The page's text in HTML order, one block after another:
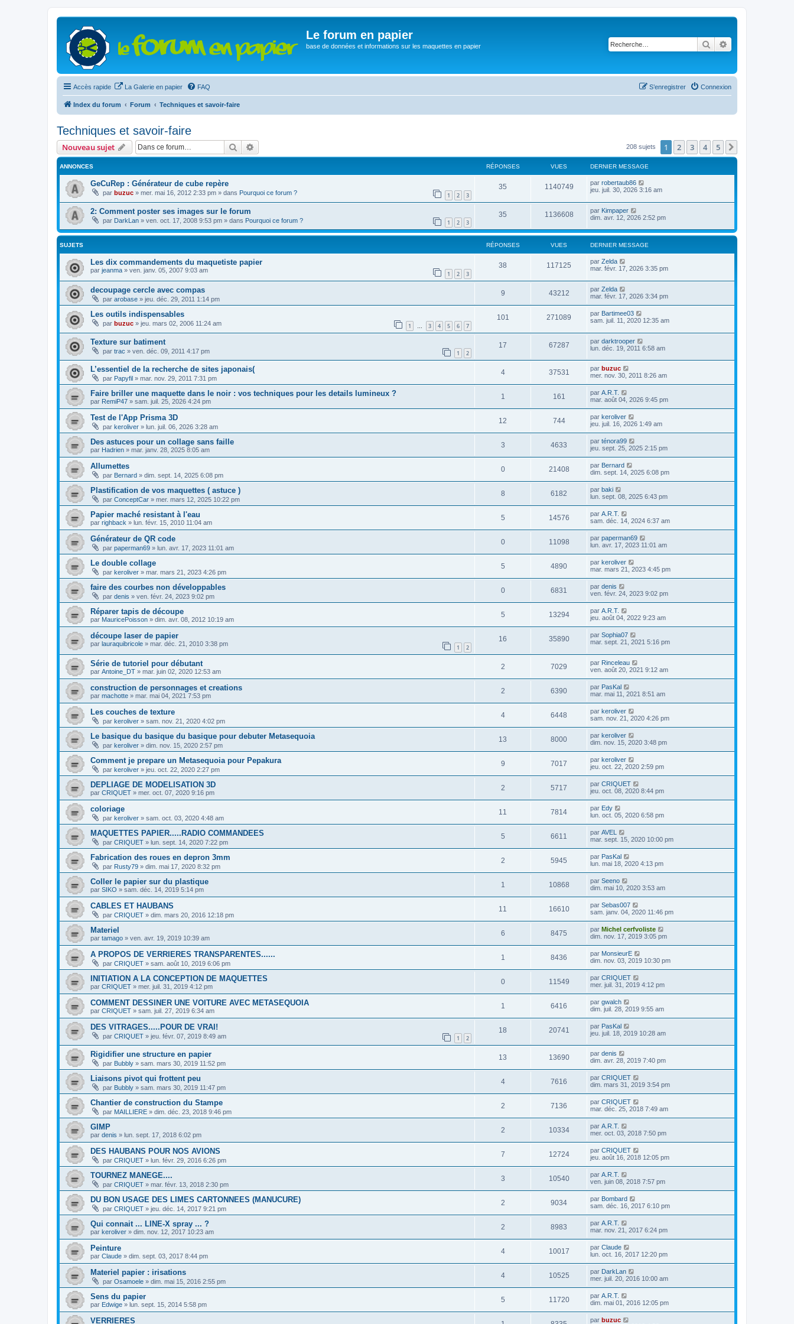
Le forum en papier
base de données et informations sur les maquettes en papier Rechercher
Accès rapide La Galerie en papier FAQ Connexion
S’enregistrer
Index du forum Forum Techniques et savoir-faire
Techniques et savoir-faire
Nouveau sujet Rechercher 208 sujets 1 2 3 4 5
ANNONCES RÉPONSES VUES DERNIER MESSAGE
GeCuRep : Générateur de cube repère
par buzuc » mer. mai 16, 2012 2:33 pm » dans Pourquoi ce forum ? 1 2 3
35 1140749 par robertaub86
jeu. juil. 30, 2026 3:16 am
2: Comment poster ses images sur le forum
par DarkLan » ven. oct. 17, 2008 9:53 pm » dans Pourquoi ce forum ? 1 2 3
35 1136608 par Kimpaper
dim. avr. 12, 2026 2:52 pm
SUJETS RÉPONSES VUES DERNIER MESSAGE
Les dix commandements du maquetiste papier
par jeanma » ven. janv. 05, 2007 9:03 am 1 2 3
38 117125 par Zelda
mar. févr. 17, 2026 3:35 pm
decoupage cercle avec compas
par arobase » jeu. déc. 29, 2011 1:14 pm
9 43212 par Zelda
mar. févr. 17, 2026 3:34 pm
Les outils indispensables
par buzuc » jeu. mars 02, 2006 11:24 am 1 … 3 4 5 6 7
101 271089 par Bartimee03
sam. juil. 11, 2020 12:35 am
Texture sur batiment
par trac » ven. déc. 09, 2011 4:17 pm 1 2
17 67287 par darktrooper
lun. déc. 19, 2011 6:58 am
L’essentiel de la recherche de sites japonais(
par Papyfil » mar. nov. 29, 2011 7:31 pm
4 37531 par buzuc
mer. nov. 30, 2011 8:26 am
Faire briller une maquette dans le noir : vos techniques pour les details lumineux ?
par RemiP47 » sam. juil. 25, 2026 4:24 pm
1 161 par A.R.T.
mar. août 04, 2026 9:45 pm
Test de l'App Prisma 3D
par keroliver » lun. juil. 06, 2026 3:28 am
12 744 par keroliver
jeu. juil. 16, 2026 1:49 am
Des astuces pour un collage sans faille
par Hadrien » mar. janv. 28, 2025 8:05 am
3 4633 par ténora99
jeu. sept. 25, 2025 2:15 pm
Allumettes
par Bernard » dim. sept. 14, 2025 6:08 pm
0 21408 par Bernard
dim. sept. 14, 2025 6:08 pm
Plastification de vos maquettes ( astuce )
par ConceptCar » mer. mars 12, 2025 10:22 pm
8 6182 par baki
lun. sept. 08, 2025 6:43 pm
Papier maché resistant à l'eau
par righback » lun. févr. 15, 2010 11:04 am
5 14576 par A.R.T.
sam. déc. 14, 2024 6:37 am
Générateur de QR code
par paperman69 » lun. avr. 17, 2023 11:01 am
0 11098 par paperman69
lun. avr. 17, 2023 11:01 am
Le double collage
par keroliver » mar. mars 21, 2023 4:26 pm
5 4890 par keroliver
mar. mars 21, 2023 4:45 pm
faire des courbes non développables
par denis » ven. févr. 24, 2023 9:02 pm
0 6831 par denis
ven. févr. 24, 2023 9:02 pm
Réparer tapis de découpe
par MauricePoisson » dim. avr. 08, 2012 10:19 am
5 13294 par A.R.T.
jeu. août 04, 2022 9:23 am
découpe laser de papier
par lauraquibricole » mar. déc. 21, 2010 3:38 pm 1 2
16 35890 par Sophia07
mar. sept. 21, 2021 5:16 pm
Série de tutoriel pour débutant
par Antoine_DT » mar. juin 02, 2020 12:53 am
2 7029 par Rinceleau
ven. août 20, 2021 9:12 am
construction de personnages et creations
par machotte » mar. mai 04, 2021 7:53 pm
2 6390 par PasKal
mar. mai 11, 2021 8:51 am
Les couches de texture
par keroliver » sam. nov. 21, 2020 4:02 pm
4 6448 par keroliver
sam. nov. 21, 2020 4:26 pm
Le basique du basique du basique pour debuter Metasequoia
par keroliver » dim. nov. 15, 2020 2:57 pm
13 8000 par keroliver
dim. nov. 15, 2020 3:48 pm
Comment je prepare un Metasequoia pour Pepakura
par keroliver » jeu. oct. 22, 2020 2:27 pm
9 7017 par keroliver
jeu. oct. 22, 2020 2:59 pm
DEPLIAGE DE MODELISATION 3D
par CRIQUET » mer. oct. 07, 2020 9:16 pm
2 5717 par CRIQUET
jeu. oct. 08, 2020 8:44 pm
coloriage
par keroliver » sam. oct. 03, 2020 4:48 am
11 7814 par Edy
lun. oct. 05, 2020 6:58 pm
MAQUETTES PAPIER.....RADIO COMMANDEES
par CRIQUET » lun. sept. 14, 2020 7:22 pm
5 6611 par AVEL
mar. sept. 15, 2020 10:00 pm
Fabrication des roues en depron 3mm
par Rusty79 » dim. mai 17, 2020 8:32 pm
2 5945 par PasKal
lun. mai 18, 2020 4:13 pm
Coller le papier sur du plastique
par SIKO » sam. déc. 14, 2019 5:14 pm
1 10868 par Seeno
dim. mai 10, 2020 3:53 am
CABLES ET HAUBANS
par CRIQUET » dim. mars 20, 2016 12:18 pm
11 16610 par Sebas007
sam. janv. 04, 2020 11:46 pm
Materiel
par tamago » ven. avr. 19, 2019 10:39 am
6 8475 par Michel cerfvoliste
dim. nov. 17, 2019 3:05 pm
A PROPOS DE VERRIERES TRANSPARENTES......
par CRIQUET » sam. août 10, 2019 6:06 pm
1 8436 par MonsieurE
dim. nov. 03, 2019 10:30 pm
INITIATION A LA CONCEPTION DE MAQUETTES
par CRIQUET » mer. juil. 31, 2019 4:12 pm
0 11549 par CRIQUET
mer. juil. 31, 2019 4:12 pm
COMMENT DESSINER UNE VOITURE AVEC METASEQUOIA
par CRIQUET » sam. juil. 27, 2019 6:34 am
1 6416 par gwalch
dim. juil. 28, 2019 9:55 am
DES VITRAGES.....POUR DE VRAI!
par CRIQUET » jeu. févr. 07, 2019 8:49 am 1 2
18 20741 par PasKal
jeu. juil. 18, 2019 10:28 am
Rigidifier une structure en papier
par Bubbly » sam. mars 30, 2019 11:52 pm
13 13690 par denis
dim. avr. 28, 2019 7:40 pm
Liaisons pivot qui frottent peu
par Bubbly » sam. mars 30, 2019 11:47 pm
4 7616 par CRIQUET
dim. mars 31, 2019 3:54 pm
Chantier de construction du Stampe
par MAILLIERE » dim. déc. 23, 2018 9:46 pm
2 7136 par CRIQUET
mar. déc. 25, 2018 7:49 am
GIMP
par denis » lun. sept. 17, 2018 6:02 pm
2 10334 par A.R.T.
mer. oct. 03, 2018 7:50 pm
DES HAUBANS POUR NOS AVIONS
par CRIQUET » lun. févr. 29, 2016 6:26 pm
7 12724 par CRIQUET
jeu. août 16, 2018 12:05 pm
TOURNEZ MANEGE....
par CRIQUET » mar. févr. 13, 2018 2:30 pm
3 10540 par A.R.T.
ven. juin 08, 2018 7:57 pm
DU BON USAGE DES LIMES CARTONNEES (MANUCURE)
par CRIQUET » jeu. déc. 14, 2017 9:21 pm
2 9034 par Bombard
sam. déc. 16, 2017 6:10 pm
Qui connait ... LINE-X spray ... ?
par keroliver » dim. nov. 12, 2017 10:23 am
2 8983 par A.R.T.
mar. nov. 21, 2017 6:24 pm
Peinture
par Claude » dim. sept. 03, 2017 8:44 pm
4 10017 par Claude
lun. oct. 16, 2017 12:20 pm
Materiel papier : irisations
par Osamoele » dim. mai 15, 2016 2:55 pm
4 10525 par DarkLan
mer. juil. 20, 2016 10:00 am
Sens du papier
par Edwige » lun. sept. 15, 2014 5:58 pm
5 11720 par A.R.T.
dim. mai 01, 2016 12:05 pm
VERRIERES par buzuc